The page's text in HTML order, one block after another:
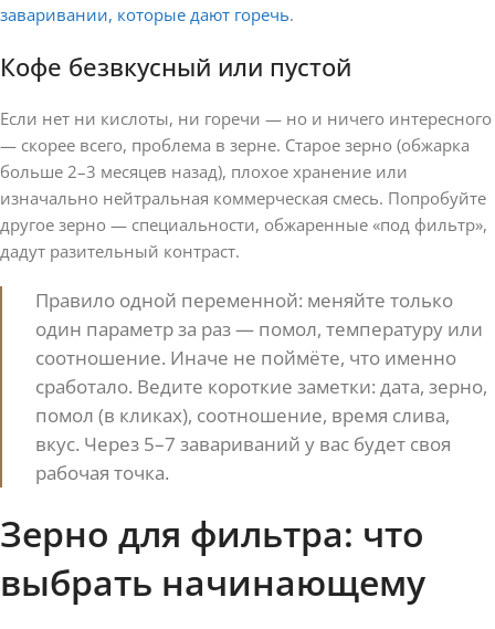
заваривании, которые дают горечь.
Кофе безвкусный или пустой
Если нет ни кислоты, ни горечи — но и ничего интересного
— скорее всего, проблема в зерне. Старое зерно (обжарка
больше 2–3 месяцев назад), плохое хранение или
изначально нейтральная коммерческая смесь. Попробуйте
другое зерно — специальности, обжаренные «под фильтр»,
дадут разительный контраст.
Правило одной переменной: меняйте только
один параметр за раз — помол, температуру или
соотношение. Иначе не поймёте, что именно
сработало. Ведите короткие заметки: дата, зерно,
помол (в кликах), соотношение, время слива,
вкус. Через 5–7 завариваний у вас будет своя
рабочая точка.
Зерно для фильтра: что
выбрать начинающему